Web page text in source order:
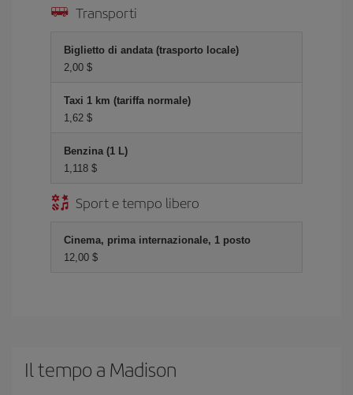
Transporti
Biglietto di andata (trasporto locale)
2,00 $
Taxi 1 km (tariffa normale)
1,62 $
Benzina (1 L)
1,118 $
Sport e tempo libero
Cinema, prima internazionale, 1 posto
12,00 $
Il tempo a Madison